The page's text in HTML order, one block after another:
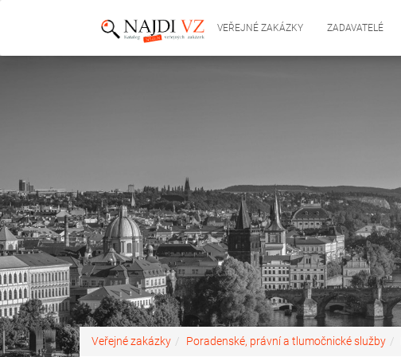
VEŘEJNÉ ZAKÁZKY ZADAVATELÉ
Veřejné zakázky Poradenské, právní a tlumočnické služby